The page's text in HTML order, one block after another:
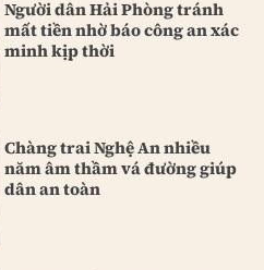
Người dân Hải Phòng tránh
mất tiền nhờ báo công an xác
minh kịp thời
Chàng trai Nghệ An nhiều
năm âm thầm vá đường giúp
dân an toàn